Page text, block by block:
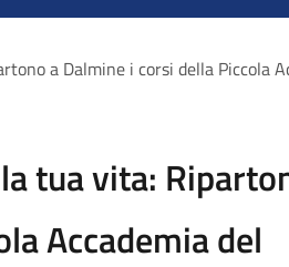
a Dalmine i corsi della Piccola
tua vita:
Accademia del